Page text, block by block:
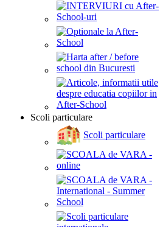
Scoli particulare
Scoli particulare